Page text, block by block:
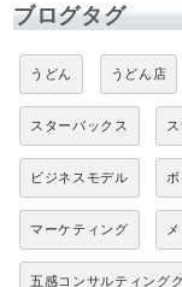
ブログタグ
うどん うどん店
スターバックス
ビジネスモデル
マーケティング
五感コンサルティング